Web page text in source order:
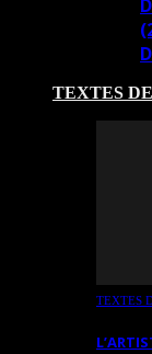
TEXTES
TEXTES